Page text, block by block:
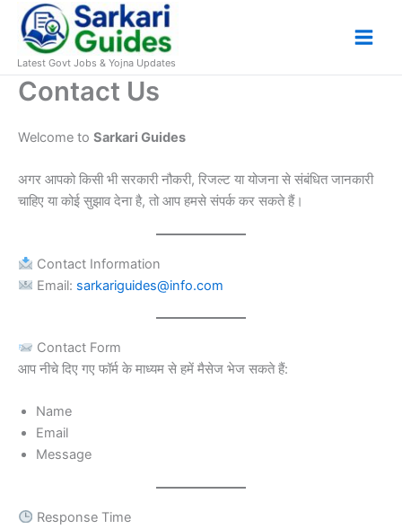
content
Latest Govt Jobs & Yojna Updates
Contact Us
Welcome to Sarkari Guides
अगर आपको किसी भी सरकारी नौकरी, रिजल्ट या योजना से संबंधित जानकारी
चाहिए या कोई सुझाव देना है, तो आप हमसे संपर्क कर सकते हैं।
Contact Information
Email: sarkariguides@info.com
Contact Form
आप नीचे दिए गए फॉर्म के माध्यम से हमें मैसेज भेज सकते हैं:
Name
Email
Message
Response Time